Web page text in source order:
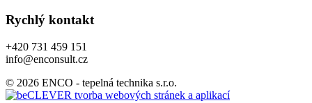
Rychlý kontakt
+420 731 459 151
info@enconsult.cz
© 2026 ENCO - tepelná technika s.r.o.